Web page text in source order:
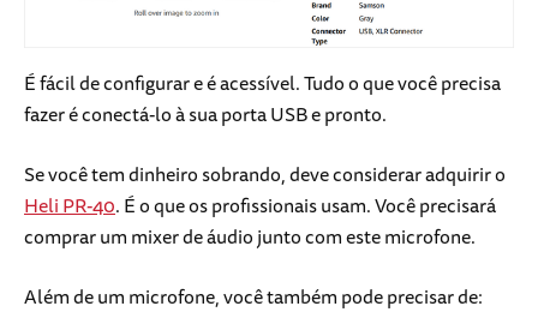
É fácil de configurar e é acessível. Tudo o que você precisa
fazer é conectá-lo à sua porta USB e pronto.
Se você tem dinheiro sobrando, deve considerar adquirir o
Heli PR-40. É o que os profissionais usam. Você precisará
comprar um mixer de áudio junto com este microfone.
Além de um microfone, você também pode precisar de: